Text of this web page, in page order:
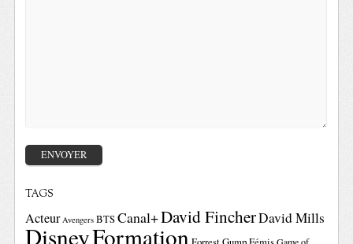
TAGS
Acteur Avengers BTSCanal+David FincherDavid Mills
DisneyFormation